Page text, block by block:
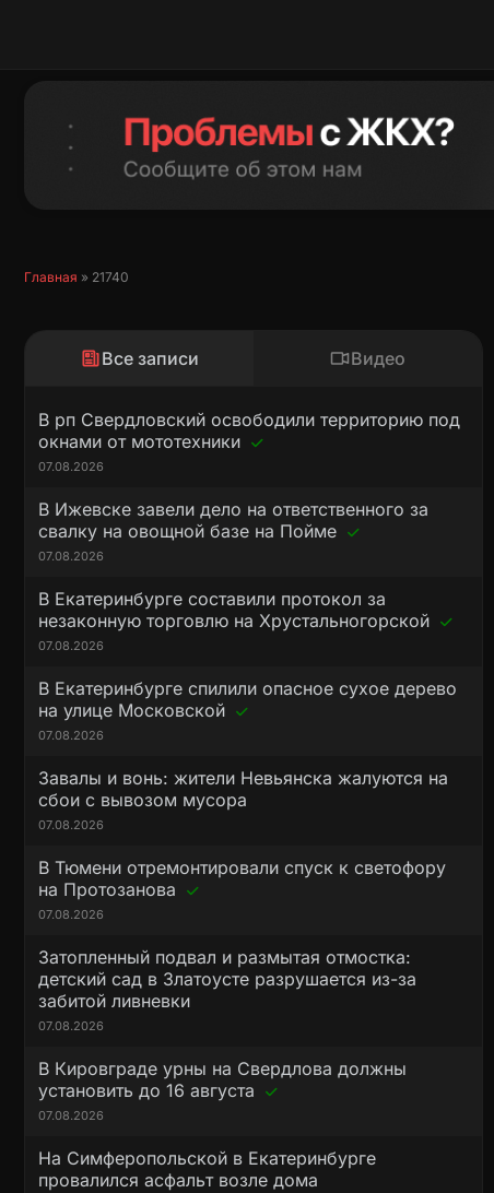
Главная » 21740
Все записи Видео
В рп Свердловский освободили территорию под
окнами от мототехники
07.08.2026
В Ижевске завели дело на ответственного за
свалку на овощной базе на Пойме
07.08.2026
В Екатеринбурге составили протокол за
незаконную торговлю на Хрустальногорской
07.08.2026
В Екатеринбурге спилили опасное сухое дерево
на улице Московской
07.08.2026
Завалы и вонь: жители Невьянска жалуются на
сбои с вывозом мусора
07.08.2026
В Тюмени отремонтировали спуск к светофору
на Протозанова
07.08.2026
Затопленный подвал и размытая отмостка:
детский сад в Златоусте разрушается из-за
забитой ливневки
07.08.2026
В Кировграде урны на Свердлова должны
установить до 16 августа
07.08.2026
На Симферопольской в Екатеринбурге
провалился асфальт возле дома